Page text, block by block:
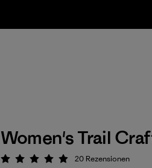
Women's Trail
Bewertung: 5 / 5
20 Rezensionen